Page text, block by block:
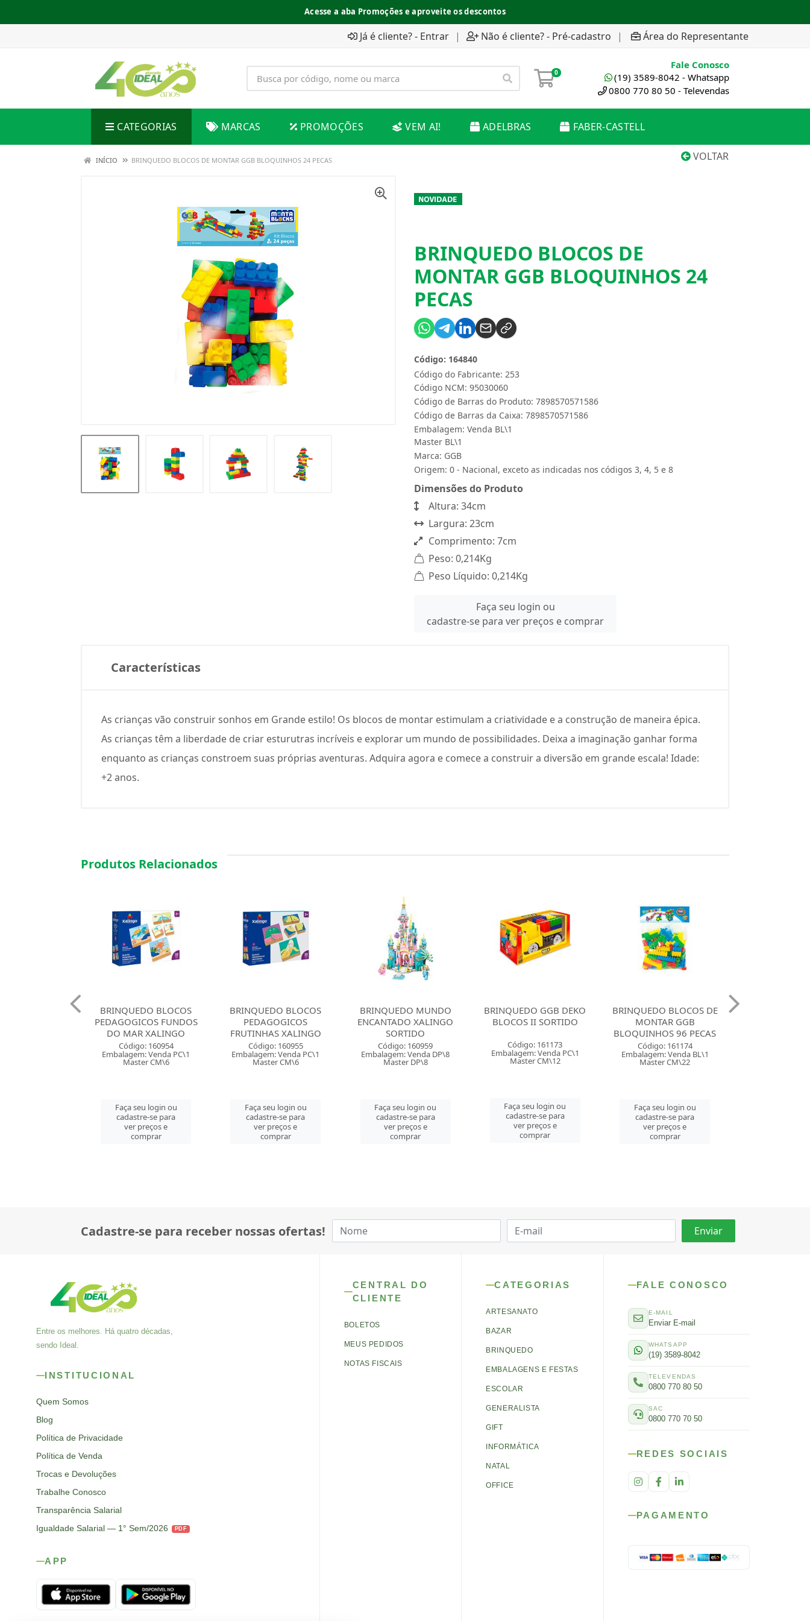
Acesse a aba Promoções e aproveite os descontos
Já é cliente? - Entrar | Não é cliente? - Pré-cadastro | Área do Representante
0
Fale Conosco
(19) 3589-8042 - Whatsapp
0800 770 80 50 - Televendas
CATEGORIAS MARCAS PROMOÇÕES VEM AI! ADELBRAS FABER-CASTELL
VOLTAR
INÍCIO BRINQUEDO BLOCOS DE MONTAR GGB BLOQUINHOS 24 PECAS
BRINQUEDO BLOCOS DE
MONTAR GGB BLOQUINHOS 24
PECAS
Código do Fabricante: 253
Código: 164840
Código NCM: 95030060
Código de Barras do Produto: 7898570571586
Código de Barras da Caixa: 7898570571586
Embalagem: Venda BL\1
Master BL\1
Marca: GGB
Origem: 0 - Nacional, exceto as indicadas nos códigos 3, 4, 5 e 8
Dimensões do Produto
Altura: 34cm
Largura: 23cm
Comprimento: 7cm
Peso: 0,214Kg
Peso Líquido: 0,214Kg
Faça seu login ou
cadastre-se para ver preços e comprar
Características
As crianças vão construir sonhos em Grande estilo! Os blocos de montar estimulam a criatividade e a construção de maneira épica.
As crianças têm a liberdade de criar esturutras incríveis e explorar um mundo de possibilidades. Deixa a imaginação ganhar forma
enquanto as crianças constroem suas próprias aventuras. Adquira agora e comece a construir a diversão em grande escala! Idade:
+2 anos.
Produtos Relacionados
BRINQUEDO BLOCOS
PEDAGOGICOS
FRUTINHAS XALINGO
Código: 160955
Embalagem: Venda PC\1
Master CM\6
Faça seu login ou
cadastre-se para
ver preços e
comprar
BRINQUEDO MUNDO
ENCANTADO XALINGO
SORTIDO
Código: 160959
Embalagem: Venda DP\8
Master DP\8
Faça seu login ou
cadastre-se para
ver preços e
comprar
BRINQUEDO GGB DEKO
BLOCOS II SORTIDO
Código: 161173
Embalagem: Venda PC\1
Master CM\12
Faça seu login ou
cadastre-se para
ver preços e
comprar
BRINQUEDO BLOCOS DE
MONTAR GGB
Código: 161174
Embalagem: Venda BL\1
Master CM\22
Faça seu login ou
cadastre-se para
ver preços e
comprar
BRINQUEDO BLOCOS
MONTAR GGB
TRENZINHO ALFABETO
NUMEROS
Código: 161175
Embalagem: Venda PC\1
Faça seu login ou
cadastre-se para
ver preços e
Cadastre-se para receber nossas ofertas!
Entre os melhores. Há quatro décadas,
sendo Ideal.
INSTITUCIONAL
Quem Somos
Blog
Política de Privacidade
Política de Venda
Trocas e Devoluções
Trabalhe Conosco
Transparência Salarial
Igualdade Salarial — 1° Sem/2026
PDF
APP
CENTRAL DO
CLIENTE
BOLETOS
MEUS PEDIDOS
NOTAS FISCAIS
CATEGORIAS
ARTESANATO
BAZAR
BRINQUEDO
EMBALAGENS E FESTAS
ESCOLAR
GENERALISTA
GIFT
INFORMÁTICA
NATAL
OFFICE
FALE CONOSCO
E-MAIL
Enviar E-mail
WHATSAPP
(19) 3589-8042
TELEVENDAS
0800 770 80 50
SAC
0800 770 70 50
REDES SOCIAIS
PAGAMENTO